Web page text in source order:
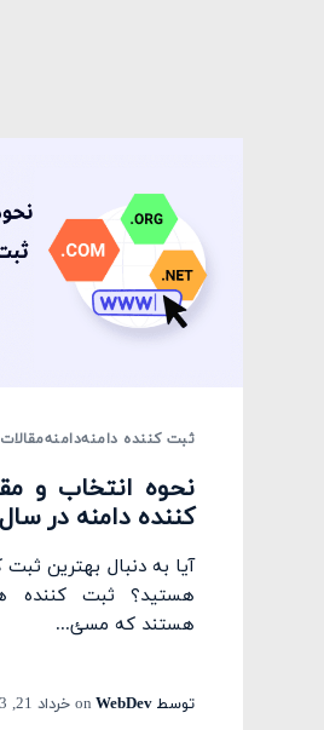
ثبت کننده دامنهدامنهمقالات
نحوه انتخاب و
کننده دامنه در سال 2024
هستید؟ ثبت‌ کننده‌
هستند که مسئ...
توسطWebDev
on خرداد 21, 1403